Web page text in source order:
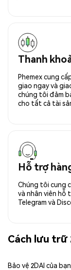
Thanh
Phemex cung
giao ngay và
chúng tôi đảm
cho tất cả tài
Hỗ trợ
Chúng tôi cung
và nhân viên
Telegram và
Cách lưu trữ
Bảo vệ 2DAI của